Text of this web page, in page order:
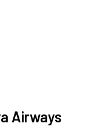
Airways